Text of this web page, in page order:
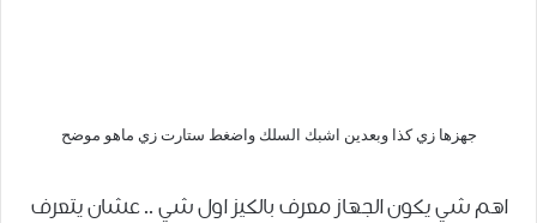
جهزها زي كذا وبعدين اشبك السلك واضغط ستارت زي ماهو موضح
اهم شي يكون الجهاز معرف بالكيز اول شي .. عشان يتعرف